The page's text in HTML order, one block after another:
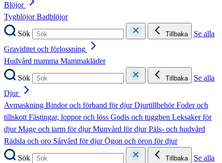
Blöjor
TygblöjorBadblöjor
Sök
Tillbaka
Se alla
Graviditet och förlossning
Hudvård mamma Mammakläder
Sök
Tillbaka
Se alla
Djur
Avmaskning Bindor och förband för djurDjurtillbehörFoder och
tillskottFästingar, loppor och löss Godis och tuggben Leksaker för
djurMage och tarm för djurMunvård för djurPäls- och hudvård
Rädsla och oro Sårvård för djurÖgon och öron för djur
Sök
Tillbaka
Se alla